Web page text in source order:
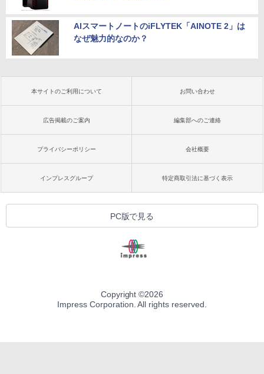
AIスマートノートのiFLYTEK「AINOTE 2」は
なぜ魅力的なのか？
本サイトのご利用について お問い合わせ
広告掲載のご案内 編集部へのご連絡
プライバシーポリシー 会社概要
インプレスグループ 特定商取引法に基づく表示
PC版で見る
Copyright ©2026
Impress Corporation. All rights reserved.